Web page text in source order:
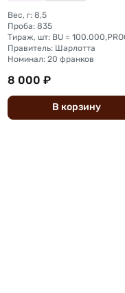
Вес, г: 8,5
Проба: 835
Правитель: Шарлотта
Номинал: 20 франков
8 000 ₽
В корзину